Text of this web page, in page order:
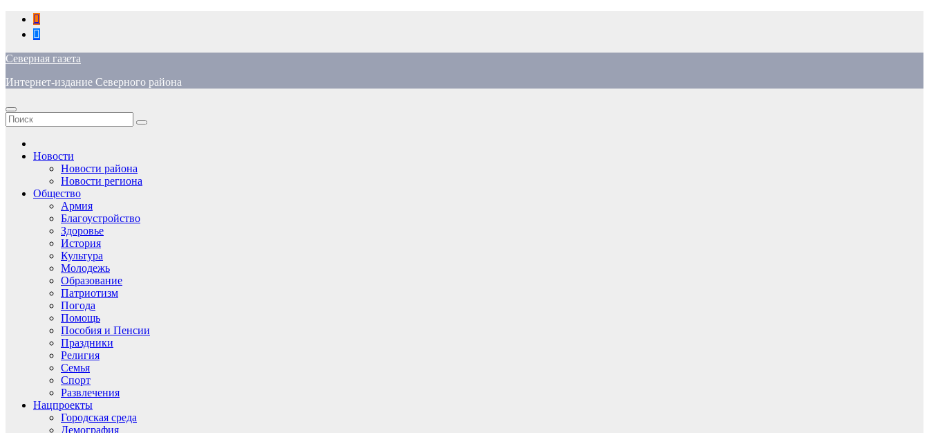
Перейти
содержимому
Северная газета
Интернет-издание Северного района
Новости
Новости района
Новости региона
Общество
Армия
Благоустройство
Здоровье
История
Культура
Молодежь
Образование
Патриотизм
Погода
Помощь
Пособия и Пенсии
Праздники
Религия
Семья
Спорт
Развлечения
Нацпроекты
Городская среда
Демография